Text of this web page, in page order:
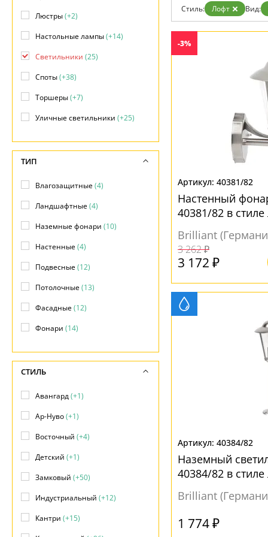
Стиль: Лофт Вид:
-3%
40381/82
Настенный
40381/82 в
Brilliant
3 262 ₽
3 172 ₽
40384/82
Наземный
40384/82 в
Brilliant
1 774 ₽
Люстры(+2)
Настольные лампы(+14)
Светильники (25)
Споты(+38)
Торшеры(+7)
Уличные светильники (+25)
ТИП
Влагозащитные(4)
Ландшафтные(4)
Наземные фонари (10)
Настенные(4)
Подвесные(12)
Потолочные(13)
Фасадные(12)
Фонари (14)
СТИЛЬ
Авангард(+1)
Ар-Нуво(+1)
Восточный (+4)
Детский (+1)
Замковый (+50)
Индустриальный (+12)
Кантри (+15)